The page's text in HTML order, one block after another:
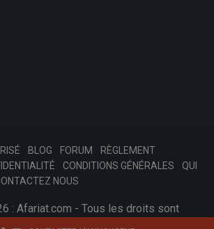
BLOG FORUM
RÈGLEMENT
CONDITIONS GÉNÉRALES
QUI
NOUS
: Afariat.com - Tous les droits sont
SKONSOFTTinast.fr